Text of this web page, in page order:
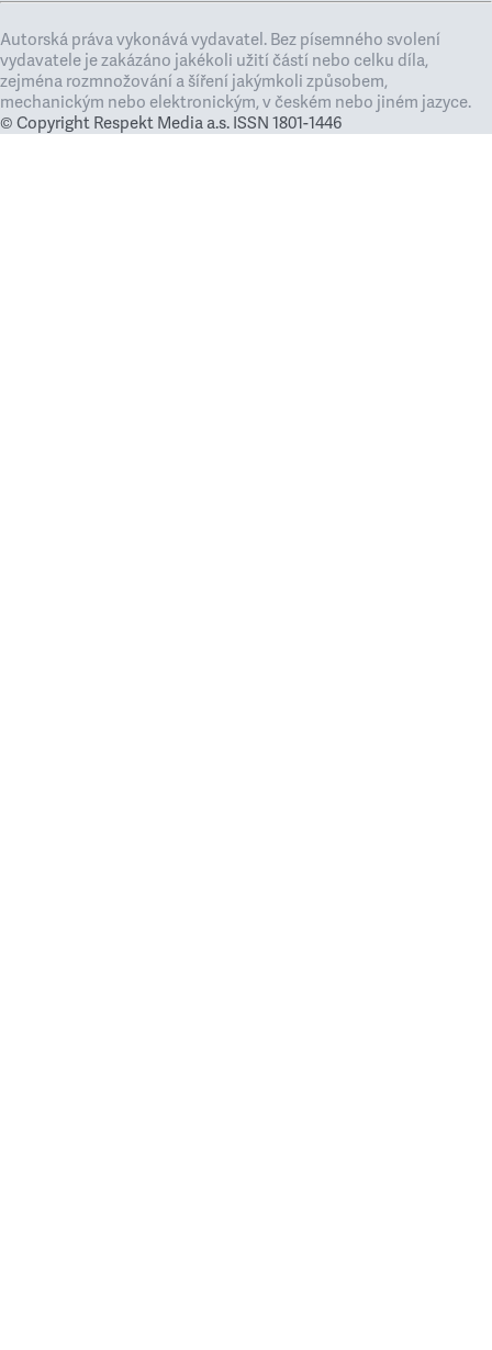
Autorská práva vykonává vydavatel. Bez písemného svolení
vydavatele je zakázáno jakékoli užití částí nebo celku díla,
zejména rozmnožování a šíření jakýmkoli způsobem,
mechanickým nebo elektronickým, v českém nebo jiném jazyce.
© Copyright Respekt Media a.s. ISSN 1801-1446